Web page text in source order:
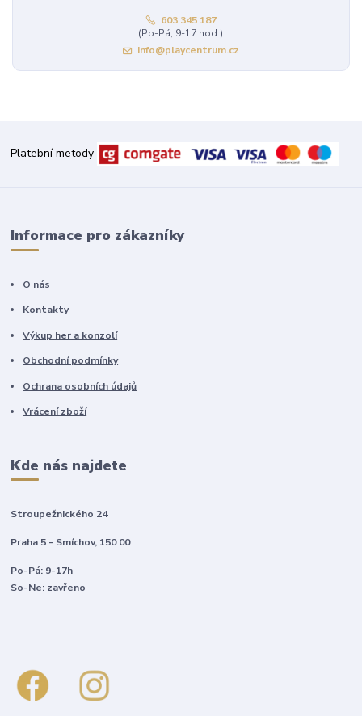
603 345 187
(Po-Pá, 9-17 hod.)
info@playcentrum.cz
Platební metody
Informace pro zákazníky
O nás
Kontakty
Výkup her a konzolí
Obchodní podmínky
Ochrana osobních údajů
Vrácení zboží
Kde nás najdete
Stroupežnického 24
Praha 5 - Smíchov, 150 00
Po-Pá: 9-17h
So-Ne: zavřeno